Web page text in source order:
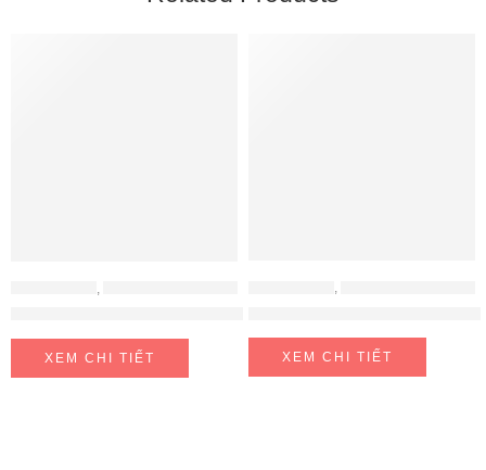
XEM CHI TIẾT XEM CHI TIẾT